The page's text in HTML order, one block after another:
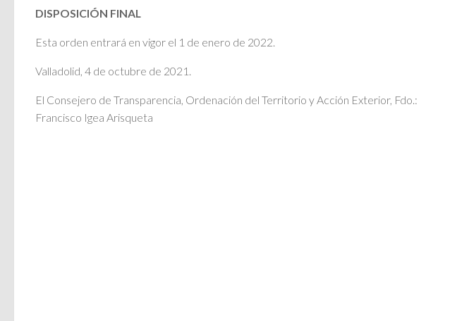
DISPOSICIÓN FINAL
Esta orden entrará en vigor el 1 de enero de 2022.
Valladolid, 4 de octubre de 2021.
El Consejero de Transparencia, Ordenación del Territorio y Acción Exterior, Fdo.:
Francisco Igea Arisqueta